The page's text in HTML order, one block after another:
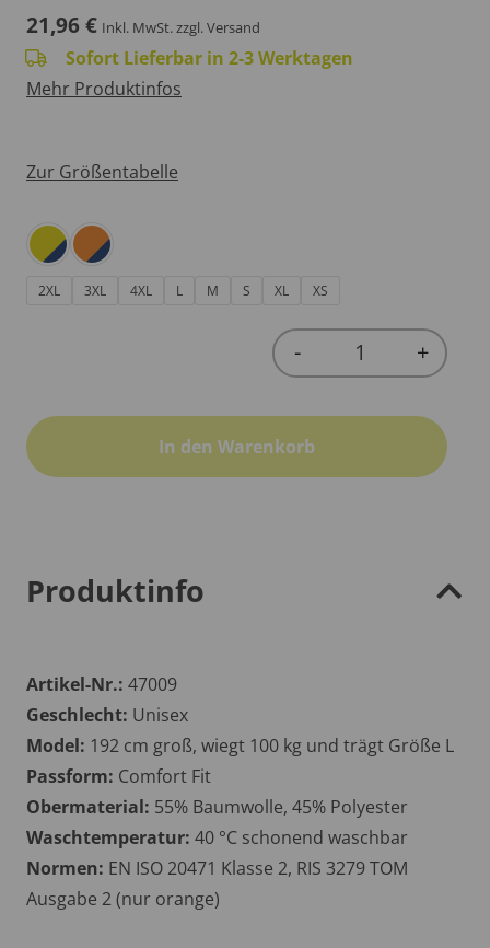
21,96 € Inkl. MwSt.zzgl. Versand
Sofort Lieferbar in 2-3 Werktagen
Mehr Produktinfos
Zur Größentabelle
2XL 3XL 4XL L M S XL XS
Quantity
- +
In den Warenkorb
Produktinfo
Artikel-Nr.: 47009
Geschlecht: Unisex
Model: 192 cm groß, wiegt 100 kg und trägt Größe L
Passform: Comfort Fit
Obermaterial: 55% Baumwolle, 45% Polyester
Waschtemperatur: 40 °C schonend waschbar
Normen: EN ISO 20471 Klasse 2, RIS 3279 TOM
Ausgabe 2 (nur orange)